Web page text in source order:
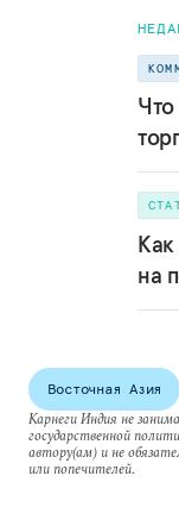
на
Восточная Азия
Карнеги Индия не
государственной
автору(ам) и не
или попечителей.